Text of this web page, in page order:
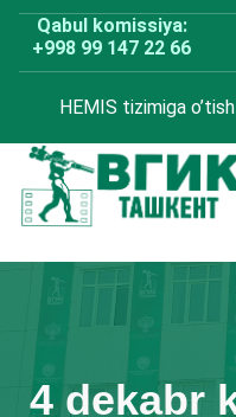
Skip
content
Qabul komissiya:
+998 99 147 22 66
HEMIS tizimiga o’tish
4 dekabr